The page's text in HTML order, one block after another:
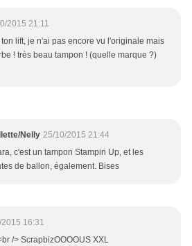
2015 21:11
lift, je n'ai pas encore vu l'originale mais
! très beau tampon ! (quelle marque ?)
Nelly 25/10/2015 21:44
c'est un tampon Stampin Up, et les
de ballon, également. Bises
16:31
/> ScrapbizOOOOUS XXL